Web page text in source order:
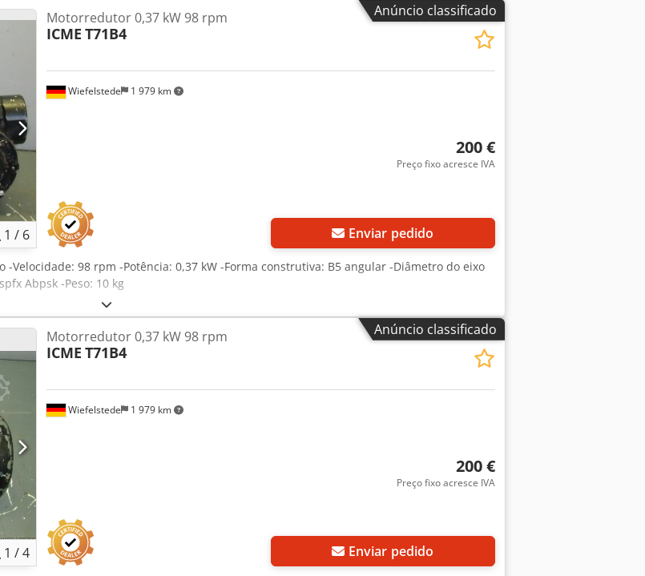
Anúncio classificado
1 / 6
Wiefelstede 1 979 km
Motorredutor 0,37 kW 98 rpm
ICME T71B4
200 €
Preço fixo acresce IVA
Enviar pedido
Velocidade: 98 rpm -Potência: 0,37 kW -Forma construtiva: B5 angular -Diâmetro do eixo
Abpsk -Peso: 10 kg
Anúncio classificado
1 /4
Wiefelstede 1 979 km
Motorredutor 0,37 kW 98 rpm
ICME T71B4
200 €
Preço fixo acresce IVA
Enviar pedido